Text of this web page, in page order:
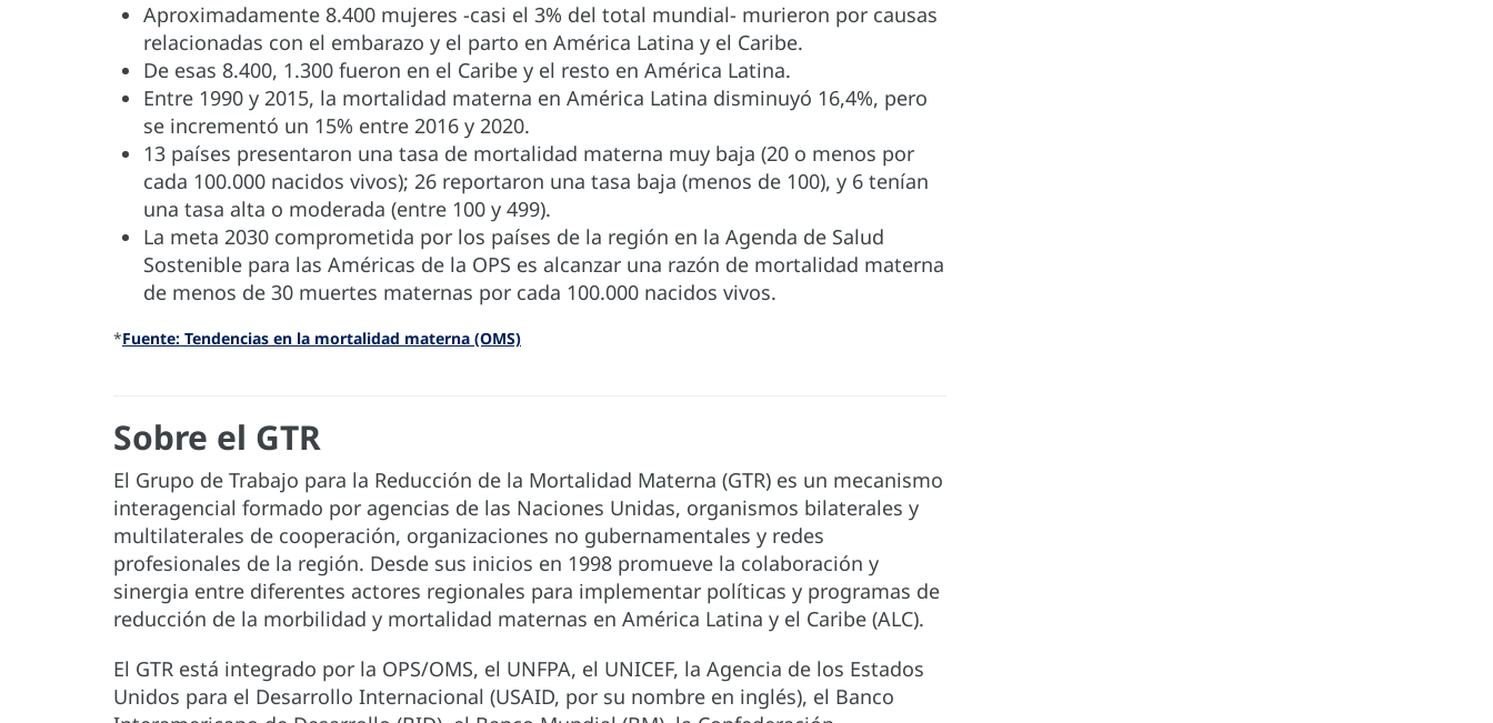
Aproximadamente 8.400 mujeres -casi el 3% del total mundial- murieron por causas
relacionadas con el embarazo y el parto en América Latina y el Caribe.
De esas 8.400, 1.300 fueron en el Caribe y el resto en América Latina.
Entre 1990 y 2015, la mortalidad materna en América Latina disminuyó 16,4%, pero
se incrementó un 15% entre 2016 y 2020.
13 países presentaron una tasa de mortalidad materna muy baja (20 o menos por
cada 100.000 nacidos vivos); 26 reportaron una tasa baja (menos de 100), y 6 tenían
una tasa alta o moderada (entre 100 y 499).
La meta 2030 comprometida por los países de la región en la Agenda de Salud
Sostenible para las Américas de la OPS es alcanzar una razón de mortalidad materna
de menos de 30 muertes maternas por cada 100.000 nacidos vivos.
*Fuente: Tendencias en la mortalidad materna (OMS)
Sobre el GTR
El Grupo de Trabajo para la Reducción de la Mortalidad Materna (GTR) es un mecanismo
interagencial formado por agencias de las Naciones Unidas, organismos bilaterales y
multilaterales de cooperación, organizaciones no gubernamentales y redes
profesionales de la región. Desde sus inicios en 1998 promueve la colaboración y
sinergia entre diferentes actores regionales para implementar políticas y programas de
reducción de la morbilidad y mortalidad maternas en América Latina y el Caribe (ALC).
El GTR está integrado por la OPS/OMS, el UNFPA, el UNICEF, la Agencia de los Estados
Unidos para el Desarrollo Internacional (USAID, por su nombre en inglés), el Banco